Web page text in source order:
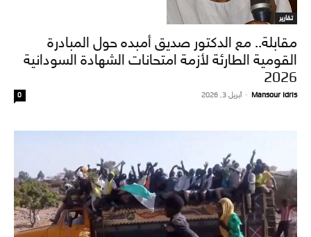
تقارير
مقابلة.. مع الدكتور صديق أمبده حول المبادرة
القومية الطارئة لأزمة امتحانات الشهادة السودانية
2026
Mansour Idris
- أبريل 3, 2026 0